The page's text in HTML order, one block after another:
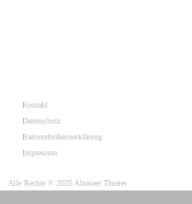
Kontakt
Datenschutz
Barrierefreiheitserklärung
Impressum
Alle Rechte © 2025 Altonaer Theater